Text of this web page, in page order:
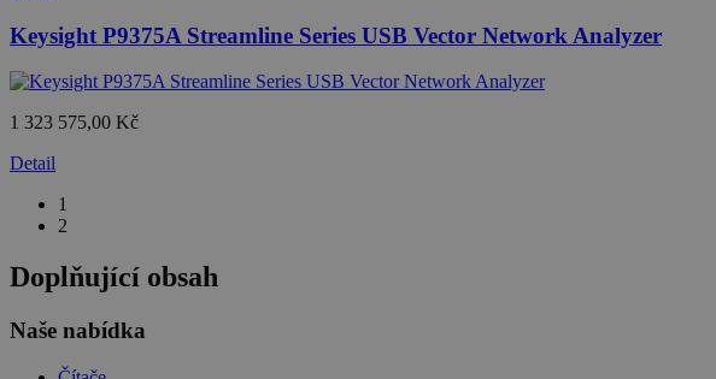
Keysight P9375A Streamline Series USB Vector Network Analyzer
1 323 575,00 Kč
Detail
1
2
Doplňující obsah
Naše nabídka